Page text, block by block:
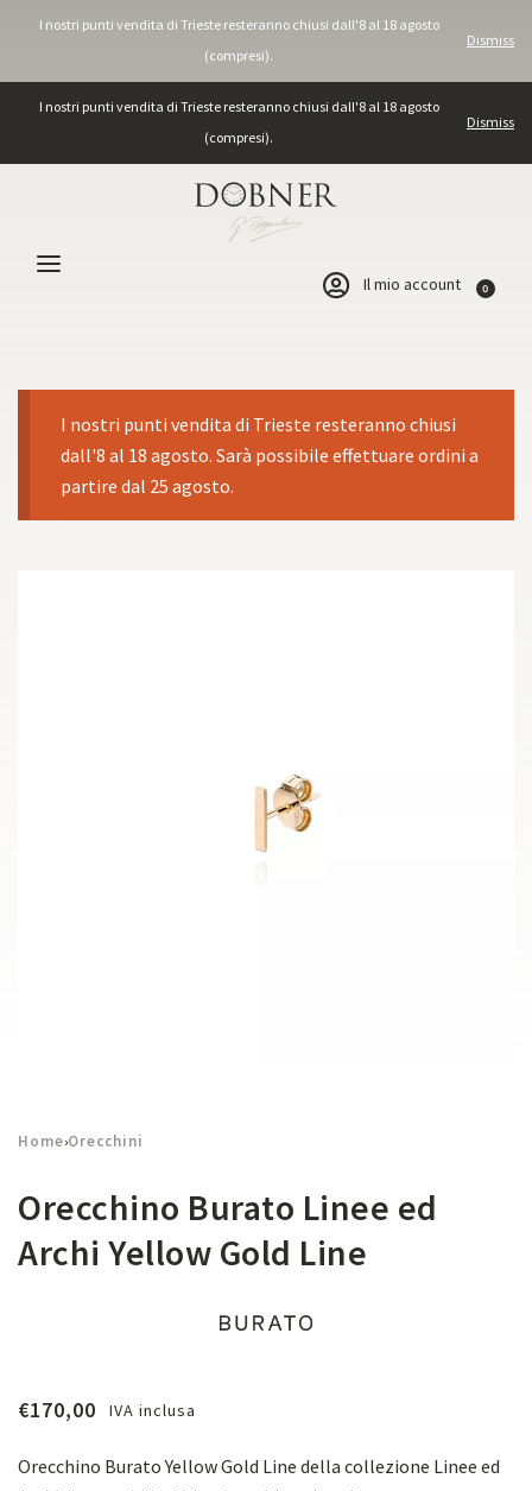
I nostri punti vendita di Trieste resteranno chiusi dall'8 al 18 agosto
(compresi).
Dismiss
I nostri punti vendita di Trieste resteranno chiusi dall'8 al 18 agosto
(compresi).
Dismiss
Il mio account 0
I nostri punti vendita di Trieste resteranno chiusi
dall'8 al 18 agosto. Sarà possibile effettuare ordini a
partire dal 25 agosto.
Home›Orecchini
Orecchino Burato Linee ed
Archi Yellow Gold Line
€170,00 IVA inclusa
Orecchino Burato Yellow Gold Line della collezione Linee ed